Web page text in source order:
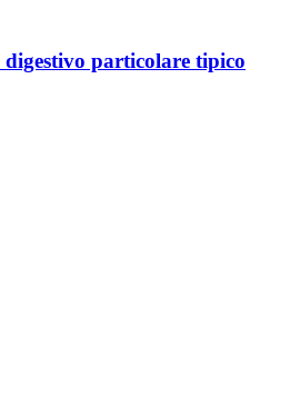
particolare tipico